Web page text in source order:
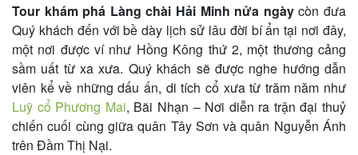
Tour khám phá Làng chài Hải Minh nửa ngàycòn đưa
Quý khách đến với bề dày lịch sử lâu đời bí ẩn tại nơi đây,
một nơi được ví như Hồng Kông thứ 2, một thương cảng
sầm uất từ xa xưa. Quý khách sẽ được nghe hướng dẫn
viên kể về những dấu ấn, di tích cổ xưa từ trăm năm như
Luỹ cổ Phương Mai, Bãi Nhạn – Nơi diễn ra trận đại thuỷ
chiến cuối cùng giữa quân Tây Sơn và quân Nguyễn Ánh
trên Đầm Thị Nại.